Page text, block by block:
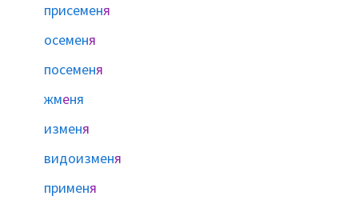
присеменя
осеменя
посеменя
жменя
изменя
видоизменя
применя